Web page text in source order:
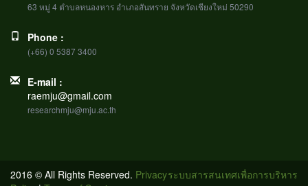
63 หมู่ 4 ตำบลหนองหาร อำเภอสันทราย จังหวัดเชียงใหม่ 50290
Phone :
(+66) 0 5387 3400
E-mail :
raemju@gmail.com
researchmju@mju.ac.th
ระบบสารสนเทศเพื่อการบริหาร
2016 © All Rights Reserved. Privacy